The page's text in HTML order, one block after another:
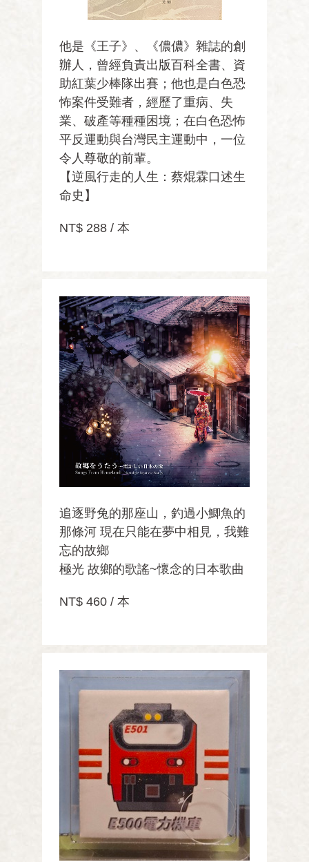
他是《王子》、《儂儂》雜誌的創
辦人，曾經負責出版百科全書、資
助紅葉少棒隊出賽；他也是白色恐
怖案件受難者，經歷了重病、失
業、破產等種種困境；在白色恐怖
平反運動與台灣民主運動中，一位
令人尊敬的前輩。
【逆風行走的人生：蔡焜霖口述生
命史】
NT$ 288 / 本
追逐野兔的那座山，釣過小鯽魚的
那條河 現在只能在夢中相見，我難
忘的故鄉
極光 故鄉的歌謠~懷念的日本歌曲
NT$ 460 / 本